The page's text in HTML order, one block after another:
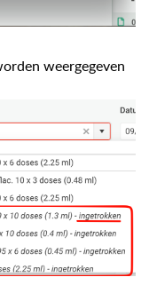
weergegeven